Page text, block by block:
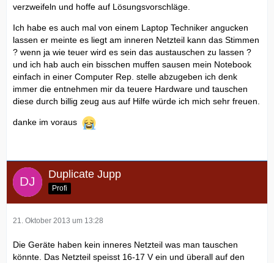
verzweifeln und hoffe auf Lösungsvorschläge.
Ich habe es auch mal von einem Laptop Techniker angucken
lassen er meinte es liegt am inneren Netzteil kann das Stimmen
? wenn ja wie teuer wird es sein das austauschen zu lassen ?
und ich hab auch ein bisschen muffen sausen mein Notebook
einfach in einer Computer Rep. stelle abzugeben ich denk
immer die entnehmen mir da teuere Hardware und tauschen
diese durch billig zeug aus auf Hilfe würde ich mich sehr freuen.
danke im voraus
Duplicate Jupp
Profi
21. Oktober 2013 um 13:28
Die Geräte haben kein inneres Netzteil was man tauschen
könnte. Das Netzteil speisst 16-17 V ein und überall auf den